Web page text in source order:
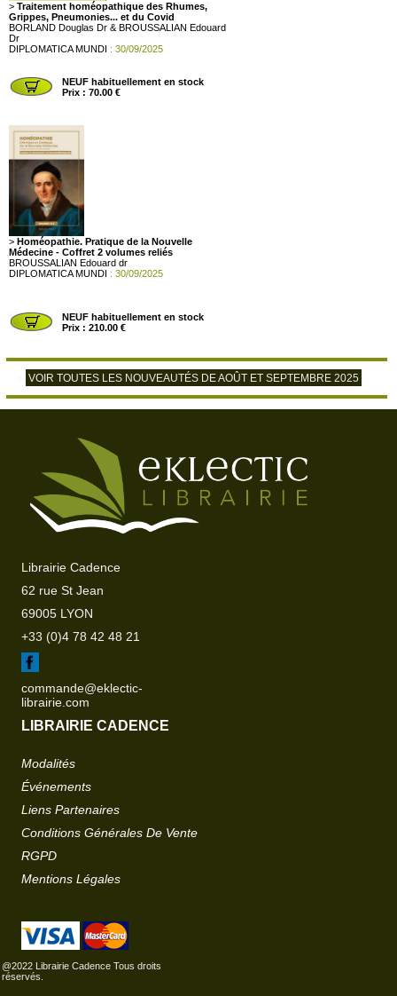
> Traitement homéopathique des Rhumes,
Grippes, Pneumonies... et du Covid
BORLAND Douglas Dr & BROUSSALIAN Edouard
Dr
DIPLOMATICA MUNDI : 30/09/2025
NEUF habituellement en stock
Prix : 70.00 €
> Homéopathie. Pratique de la Nouvelle
Médecine - Coffret 2 volumes reliés
BROUSSALIAN Edouard dr
DIPLOMATICA MUNDI : 30/09/2025
NEUF habituellement en stock
Prix : 210.00 €
VOIR TOUTES LES NOUVEAUTÉS DE AOÛT ET SEPTEMBRE 2025
Librairie Cadence
62 rue St Jean
69005 LYON
+33 (0)4 78 42 48 21
commande@eklectic-
librairie.com
LIBRAIRIE CADENCE
Modalités
Événements
Liens Partenaires
Conditions Générales De Vente
RGPD
Mentions Légales
@2022 Librairie Cadence Tous droits
réservés.